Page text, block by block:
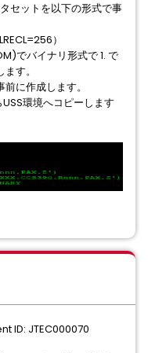
セットを以下の形式で事
）
でバイナリ形式で 1. で
す。
に作成します。
環境へコピーします
ID: JTEC000070